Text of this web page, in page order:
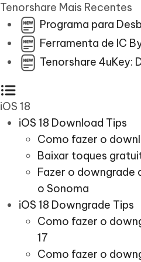
Tenorshare Mais Recentes
Programa para
Ferramenta de IC
Tenorshare 4uKey:
iOS 18
iOS 18 Download Tips
Como fazer o
Baixar toques
Fazer o downgrade
o Sonoma
iOS 18 Downgrade Tips
Como fazer o
17
Como fazer o